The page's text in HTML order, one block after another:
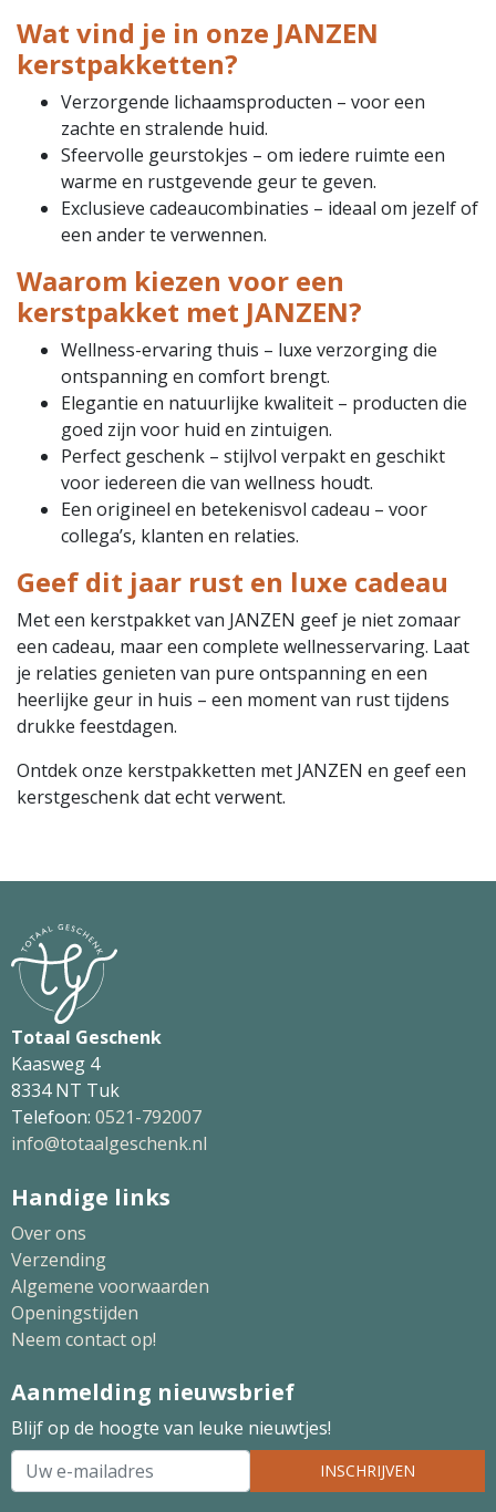
Wat vind je in onze JANZEN
kerstpakketten?
Verzorgende lichaamsproducten – voor een
zachte en stralende huid.
Sfeervolle geurstokjes – om iedere ruimte een
warme en rustgevende geur te geven.
Exclusieve cadeaucombinaties – ideaal om jezelf of
een ander te verwennen.
Waarom kiezen voor een
kerstpakket met JANZEN?
Wellness-ervaring thuis – luxe verzorging die
ontspanning en comfort brengt.
Elegantie en natuurlijke kwaliteit – producten die
goed zijn voor huid en zintuigen.
Perfect geschenk – stijlvol verpakt en geschikt
voor iedereen die van wellness houdt.
Een origineel en betekenisvol cadeau – voor
collega’s, klanten en relaties.
Geef dit jaar rust en luxe cadeau
Met een kerstpakket van JANZEN geef je niet zomaar
een cadeau, maar een complete wellnesservaring. Laat
je relaties genieten van pure ontspanning en een
heerlijke geur in huis – een moment van rust tijdens
drukke feestdagen.
Ontdek onze kerstpakketten met JANZEN en geef een
kerstgeschenk dat echt verwent.
Totaal Geschenk
Kaasweg 4
8334 NT Tuk
Telefoon: 0521-792007
info@totaalgeschenk.nl
Handige links
Over ons
Verzending
Algemene voorwaarden
Openingstijden
Neem contact op!
Aanmelding nieuwsbrief
Blijf op de hoogte van leuke nieuwtjes!
INSCHRIJVEN